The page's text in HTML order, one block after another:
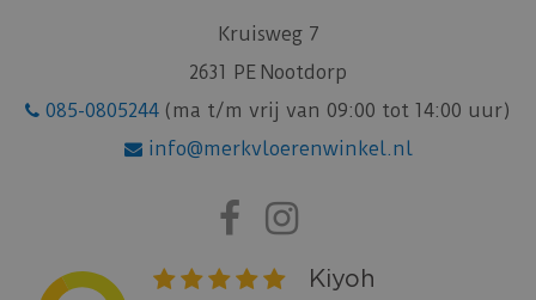
Kruisweg 7
2631 PE Nootdorp
085-0805244 (ma t/m vrij van 09:00 tot 14:00 uur)
info@merkvloerenwinkel.nl